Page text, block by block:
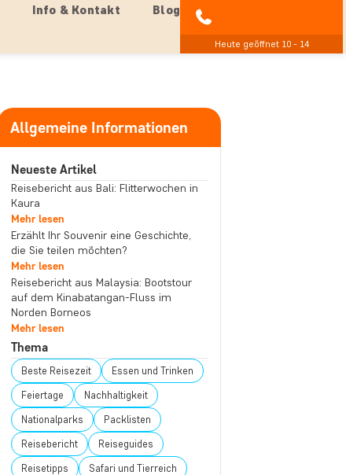
Info & Kontakt Blog
Heute geöffnet 10 - 14
Allgemeine Informationen
Neueste Artikel
Reisebericht aus Bali: Flitterwochen in
Kaura
Mehr lesen
Erzählt Ihr Souvenir eine Geschichte,
die Sie teilen möchten?
Mehr lesen
Reisebericht aus Malaysia: Bootstour
auf dem Kinabatangan-Fluss im
Norden Borneos
Mehr lesen
Thema
Beste Reisezeit Essen und Trinken
Feiertage Nachhaltigkeit
Nationalparks Packlisten
Reisebericht Reiseguides
Reisetipps Safari und Tierreich